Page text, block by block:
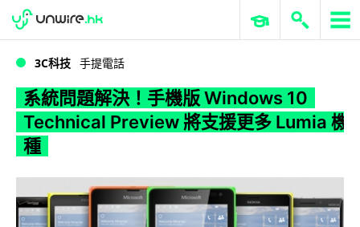
WWDC 2026 ERP 與商業 AI
3C科技 手提電話
系統問題解決！手機版 Windows 10
Technical Preview 將支援更多 Lumia 機
種